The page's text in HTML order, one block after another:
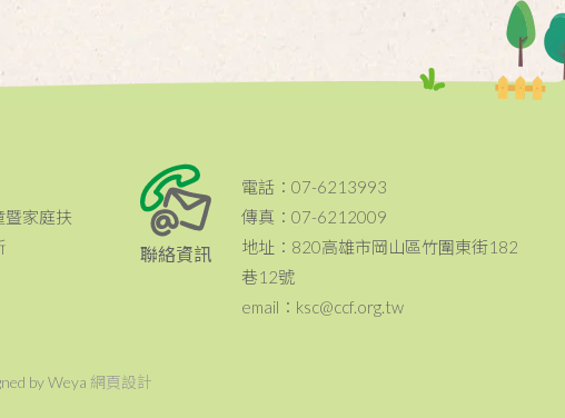
家庭扶
聯絡資訊
電話：07-6213993
傳真：07-6212009
地址：820高雄市岡山區竹圍東街182
巷12號
email：ksc@ccf.org.tw
by Weya 網頁設計